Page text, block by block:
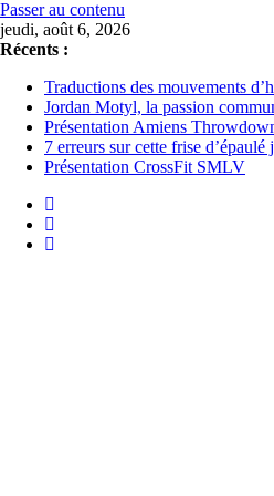
Passer au contenu
jeudi, août 6, 2026
Récents :
Traductions des mouvements
Jordan Motyl, la passion
Présentation Amiens
7 erreurs sur cette frise d’épaulé
Présentation CrossFit SMLV